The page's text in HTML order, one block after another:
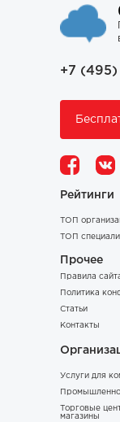
+7
Рейтинги
ТОП
ТОП
Прочее
Правила
Политика
Статьи
Контакты
Услуги для
Торговые
магазины